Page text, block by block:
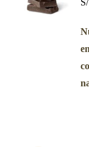
PRODUCTO
MÚLTIPLES
OPCIONES
/
DETALLES
S/